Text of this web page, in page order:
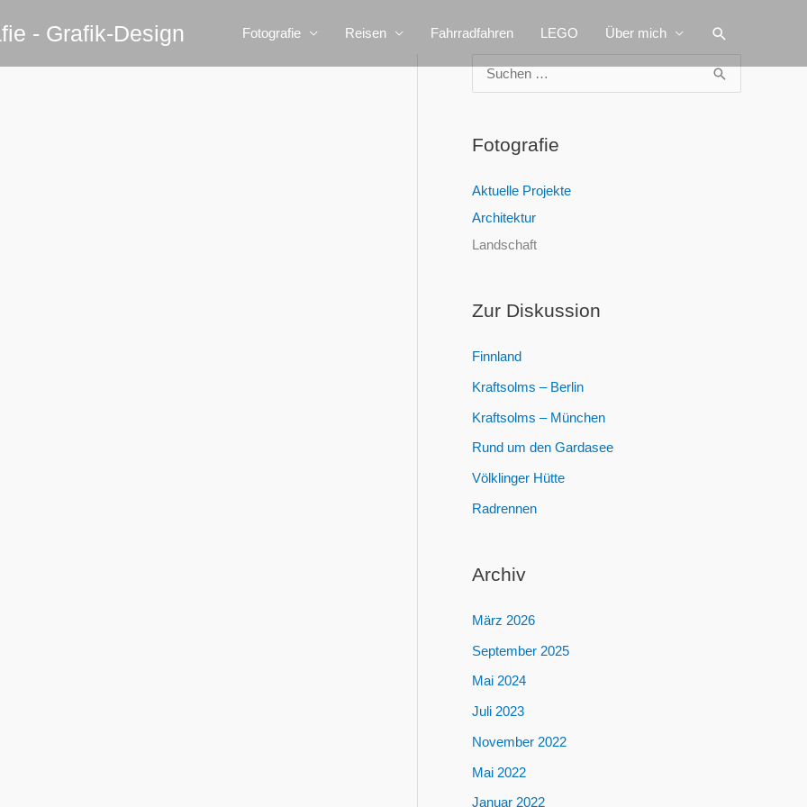
- Grafik-Design Fotografie Reisen Fahrradfahren LEGO Über mich Suchen
S
u
h
h
Fotografie
Aktuelle Projekte
Architektur
Landschaft
Zur Diskussion
Finnland
Kraftsolms – Berlin
Kraftsolms – München
Rund um den Gardasee
Völklinger Hütte
Radrennen
Archiv
März 2026
September 2025
Mai 2024
Juli 2023
November 2022
Mai 2022
Januar 2022